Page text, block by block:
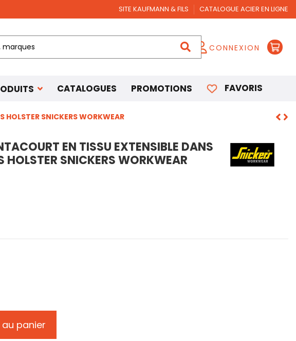
SITE KAUFMANN & FILS CATALOGUE ACIER EN LIGNE
CONNEXION
FAVORIS
PROMOTIONS
CATALOGUES
HOLSTER SNICKERS WORKWEAR
EN TISSU EXTENSIBLE DANS
SNICKERS WORKWEAR
marine - Noir
panier